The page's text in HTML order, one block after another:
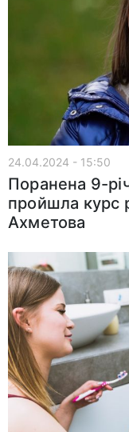
24.04.2024 - 15:50
Поранена 9-
пройшла курс
Ахметова